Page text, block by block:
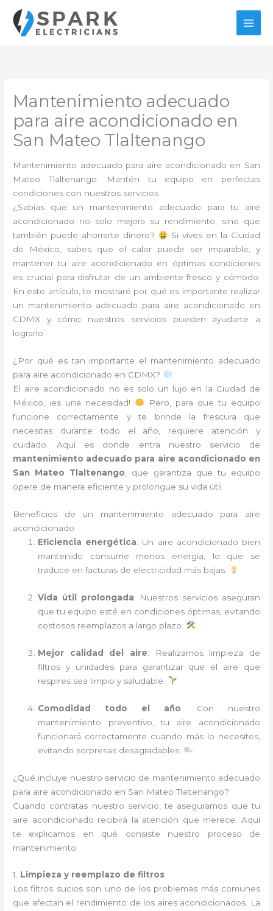
contenido
Mantenimiento adecuado
para aire acondicionado en
San Mateo Tlaltenango
Mantenimiento adecuado para aire acondicionado en San
Mateo Tlaltenango: Mantén tu equipo en perfectas
condiciones con nuestros servicios
¿Sabías que un mantenimiento adecuado para tu aire
acondicionado no solo mejora su rendimiento, sino que
también puede ahorrarte dinero?
Si vives en la Ciudad
de México, sabes que el calor puede ser imparable, y
mantener tu aire acondicionado en óptimas condiciones
es crucial para disfrutar de un ambiente fresco y cómodo.
En este artículo, te mostraré por qué es importante realizar
un mantenimiento adecuado para aire acondicionado en
CDMX y cómo nuestros servicios pueden ayudarte a
lograrlo.
¿Por qué es tan importante el mantenimiento adecuado
para aire acondicionado en CDMX?
El aire acondicionado no es solo un lujo en la Ciudad de
México, ¡es una necesidad!
Pero, para que tu equipo
funcione correctamente y te brinde la frescura que
necesitas durante todo el año, requiere atención y
cuidado. Aquí es donde entra nuestro servicio de
mantenimiento adecuado para aire acondicionado en
San Mateo Tlaltenango , que garantiza que tu equipo
opere de manera eficiente y prolongue su vida útil.
Beneficios de un mantenimiento adecuado para aire
acondicionado
Eficiencia energética: Un aire acondicionado bien
mantenido consume menos energía, lo que se
traduce en facturas de electricidad más bajas.
Vida útil prolongada: Nuestros servicios aseguran
que tu equipo esté en condiciones óptimas, evitando
costosos reemplazos a largo plazo.
Mejor calidad del aire: Realizamos limpieza de
filtros y unidades para garantizar que el aire que
respires sea limpio y saludable.
Comodidad todo el año: Con nuestro
mantenimiento preventivo, tu aire acondicionado
funcionará correctamente cuando más lo necesites,
evitando sorpresas desagradables.
¿Qué incluye nuestro servicio de mantenimiento adecuado
para aire acondicionado en San Mateo Tlaltenango?
Cuando contratas nuestro servicio, te aseguramos que tu
aire acondicionado recibirá la atención que merece. Aquí
te explicamos en qué consiste nuestro proceso de
mantenimiento:
1. Limpieza y reemplazo de filtros
Los filtros sucios son uno de los problemas más comunes
que afectan el rendimiento de los aires acondicionados. La